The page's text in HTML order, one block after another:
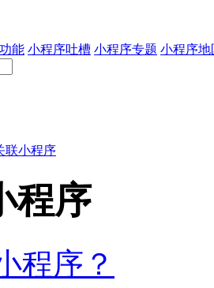
能 小程序吐槽 小程序专题 小程序地
联小程序
程序
程序？